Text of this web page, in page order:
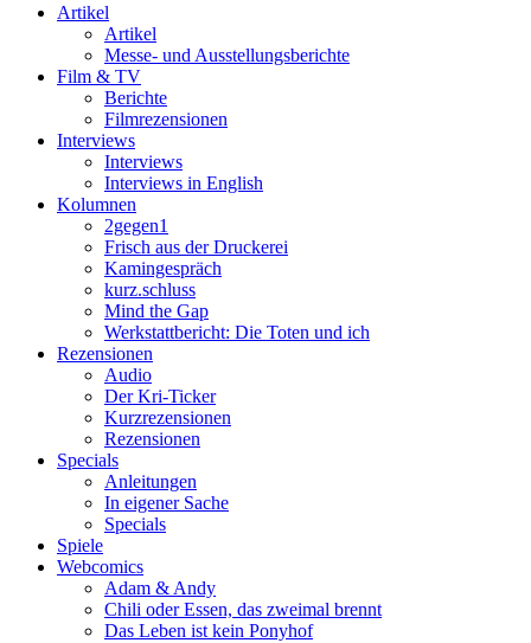
Artikel
Artikel
Messe- und Ausstellungsberichte
Film & TV
Berichte
Filmrezensionen
Interviews
Interviews
Interviews in English
Kolumnen
2gegen1
Frisch aus der Druckerei
Kamingespräch
kurz.schluss
Mind the Gap
Werkstattbericht: Die Toten und ich
Rezensionen
Audio
Der Kri-Ticker
Kurzrezensionen
Rezensionen
Specials
Anleitungen
In eigener Sache
Specials
Spiele
Webcomics
Adam & Andy
Chili oder Essen, das zweimal brennt
Das Leben ist kein Ponyhof